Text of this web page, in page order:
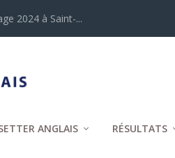
2024 à Saint-...
ANGLAIS RÉSULTATS